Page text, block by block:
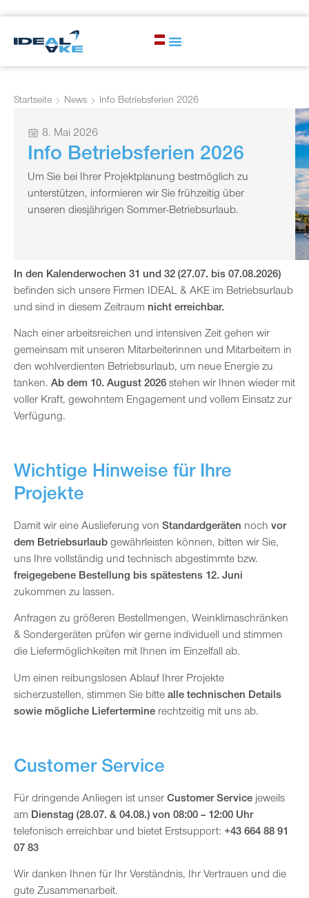
Startseite News Info Betriebsferien 2026
8. Mai 2026
Info Betriebsferien 2026
Um Sie bei Ihrer Projektplanung bestmöglich zu
unterstützen, informieren wir Sie frühzeitig über
unseren diesjährigen Sommer-Betriebsurlaub.
In den Kalenderwochen 31 und 32 (27.07. bis 07.08.2026)
befinden sich unsere Firmen IDEAL & AKE im Betriebsurlaub
und sind in diesem Zeitraum nicht erreichbar.
Nach einer arbeitsreichen und intensiven Zeit gehen wir
gemeinsam mit unseren Mitarbeiterinnen und Mitarbeitern in
den wohlverdienten Betriebsurlaub, um neue Energie zu
tanken. Ab dem 10. August 2026 stehen wir Ihnen wieder mit
voller Kraft, gewohntem Engagement und vollem Einsatz zur
Verfügung.
Wichtige Hinweise für Ihre
Projekte
Damit wir eine Auslieferung von Standardgeräten noch vor
dem Betriebsurlaub gewährleisten können, bitten wir Sie,
uns Ihre vollständig und technisch abgestimmte bzw.
freigegebene Bestellung bis spätestens 12. Juni
zukommen zu lassen.
Anfragen zu größeren Bestellmengen, Weinklimaschränken
& Sondergeräten prüfen wir gerne individuell und stimmen
die Liefermöglichkeiten mit Ihnen im Einzelfall ab.
Um einen reibungslosen Ablauf Ihrer Projekte
sicherzustellen, stimmen Sie bitte alle technischen Details
sowie mögliche Liefertermine rechtzeitig mit uns ab.
Customer Service
Für dringende Anliegen ist unser Customer Service jeweils
am Dienstag (28.07. & 04.08.) von 08:00 – 12:00 Uhr
telefonisch erreichbar und bietet Erstsupport: +43 664 88 91
07 83
Wir danken Ihnen für Ihr Verständnis, Ihr Vertrauen und die
gute Zusammenarbeit.